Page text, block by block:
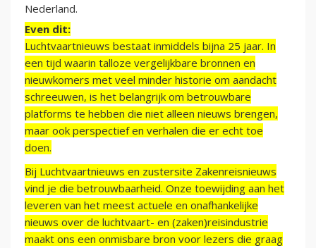
Nederland.
Even dit:
Luchtvaartnieuws bestaat inmiddels bijna 25 jaar. In
een tijd waarin talloze vergelijkbare bronnen en
nieuwkomers met veel minder historie om aandacht
schreeuwen, is het belangrijk om betrouwbare
platforms te hebben die niet alleen nieuws brengen,
maar ook perspectief en verhalen die er echt toe
doen.
Bij Luchtvaartnieuws en zustersite Zakenreisnieuws
vind je die betrouwbaarheid. Onze toewijding aan het
leveren van het meest actuele en onafhankelijke
nieuws over de luchtvaart- en (zaken)reisindustrie
maakt ons een onmisbare bron voor lezers die graag